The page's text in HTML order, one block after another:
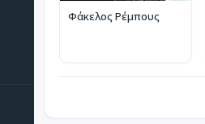
Φάκελος Ρέμπους